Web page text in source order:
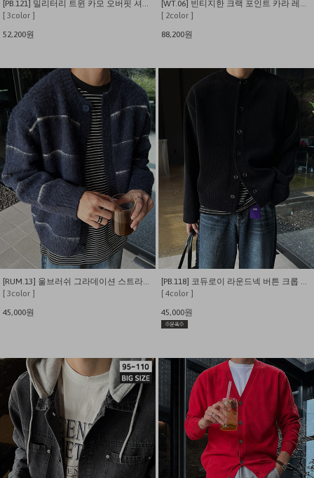
[ 3color ]
52,200원
[ 2color ]
88,200원
[RUM.13] 울브러쉬 그라데이션 스트라이프 크루 가디건
[ 3color ]
45,000원
[PB.118] 코듀로이 라운드넥 버튼 크롭 가디건
[ 4color ]
45,000원